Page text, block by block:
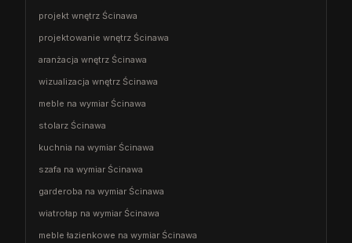
projekt wnętrz Ścinawa
projektowanie wnętrz Ścinawa
aranżacja wnętrz Ścinawa
wizualizacja wnętrz Ścinawa
meble na wymiar Ścinawa
stolarz Ścinawa
kuchnia na wymiar Ścinawa
szafa na wymiar Ścinawa
garderoba na wymiar Ścinawa
wiatrołap na wymiar Ścinawa
meble łazienkowe na wymiar Ścinawa